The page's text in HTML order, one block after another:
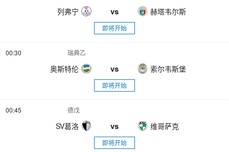
列弗宁 vs 赫塔韦尔斯
即将开始
00:30 瑞典乙
奥斯特伦 vs 索尔韦斯堡
即将开始
00:45 德戊
SV葛洛 vs 维哥萨克
即将开始